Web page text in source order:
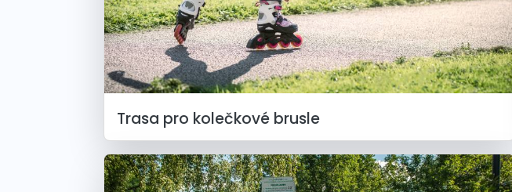
Trasa pro kolečkové brusle